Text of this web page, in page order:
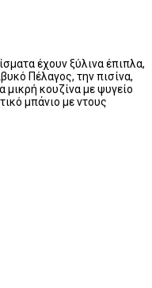
έχουν ξύλινα έπιπλα,
Πέλαγος, την πισίνα,
μικρή κουζίνα με ψυγείο
μπάνιο με ντους